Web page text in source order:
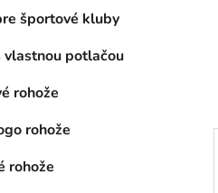
športové kluby
vlastnou potlačou
rohože
rohože
rohože